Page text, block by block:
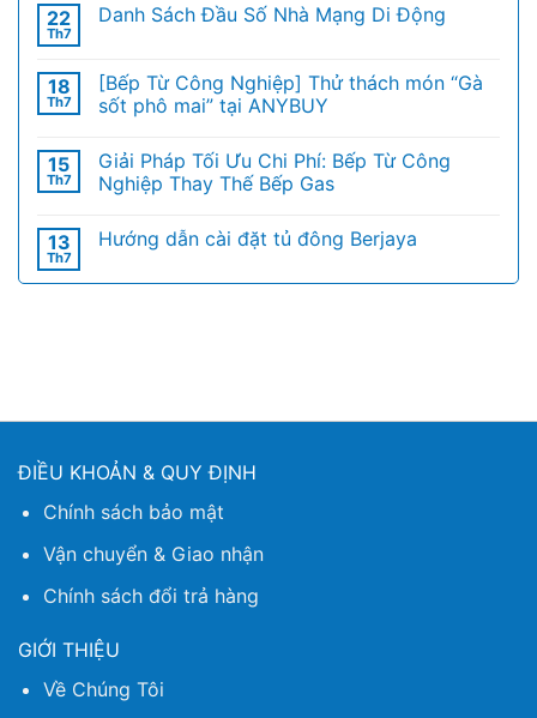
22
Th7
Danh Sách Đầu Số Nhà Mạng Di Động
18
Th7
[Bếp Từ Công Nghiệp] Thử thách món “Gà
sốt phô mai” tại ANYBUY
15
Th7
Giải Pháp Tối Ưu Chi Phí: Bếp Từ Công
Nghiệp Thay Thế Bếp Gas
13
Th7
Hướng dẫn cài đặt tủ đông Berjaya
ĐIỀU KHOẢN & QUY ĐỊNH
Chính sách bảo mật
Vận chuyển & Giao nhận
Chính sách đổi trả hàng
GIỚI THIỆU
Về Chúng Tôi